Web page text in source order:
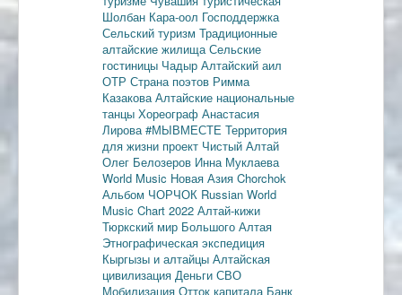
Шолбан Кара-оол Господдержка
Сельский туризм Традиционные
алтайские жилищаСельские
гостиницы Чадыр Алтайский аил
ОТР Страна поэтов Римма
КазаковаАлтайские национальные
танцы Хореограф Анастасия
Лирова#МЫВМЕСТЕ Территория
для жизни проект Чистый Алтай
Олег Белозеров Инна Муклаева
World Music Новая Азия Chorchok
Альбом ЧОРЧОК Russian World
Music Chart 2022 Алтай-кижи
Тюркский мир Большого Алтая
Этнографическая экспедиция
Кыргызы и алтайцы Алтайская
цивилизация Деньги СВО
Мобилизация Отток капитала Банк